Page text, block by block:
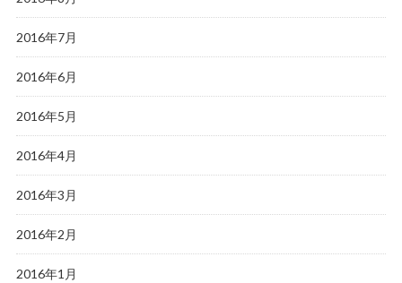
2016年7月
2016年6月
2016年5月
2016年4月
2016年3月
2016年2月
2016年1月